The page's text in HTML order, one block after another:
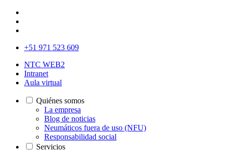
+51 971 523 609
NTC WEB2
Intranet
Aula virtual
Quiénes somos
La empresa
Blog de noticias
Neumáticos fuera de uso (NFU)
Responsabilidad social
Servicios